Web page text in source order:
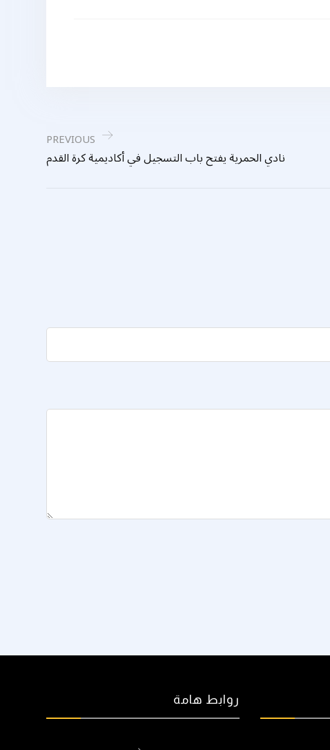
PREVIOUS
نادي الحمرية يفتح باب التسجيل في أكاديمية كرة القدم
روابط هامة